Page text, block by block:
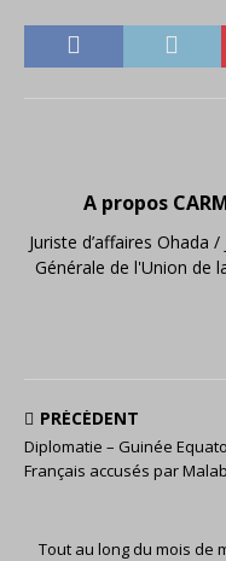
A propos
Juriste d’affaires Ohada
Générale de l'Union de
PRÉCÉDENT
Diplomatie – Guinée
Français accusés par
Tout au long du mois de